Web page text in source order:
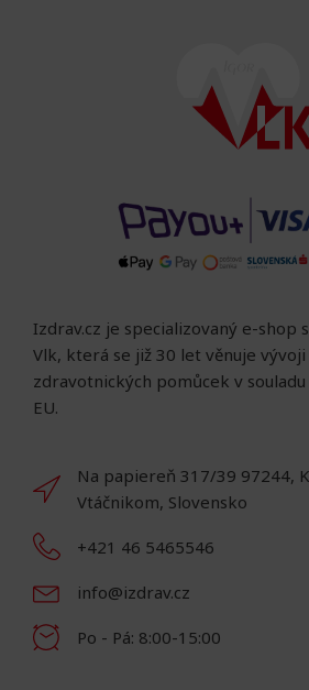
Izdrav.cz je specializovaný e-shop
Vlk, která se již 30 let věnuje
zdravotnických pomůcek v souladu
EU.
Na papiereň 317/39 97244,
Vtáčnikom, Slovensko
+421 46 5465546
info@izdrav.cz
Po - Pá: 8:00-15:00